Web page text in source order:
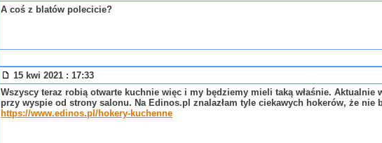
A coś z blatów polecicie?
15 kwi 2021 : 17:33
Wszyscy teraz robią otwarte kuchnie więc i my będziemy mieli taką właśnie. Aktualnie
przy wyspie od strony salonu. Na Edinos.pl znalazłam tyle ciekawych hokerów, że nie
https://www.edinos.pl/hokery-kuchenne